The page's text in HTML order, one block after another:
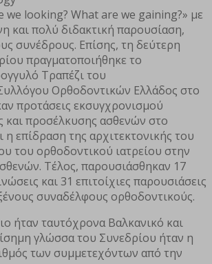
we looking? What are we gaining?» με
και πολύ διδακτική παρουσίαση,
συνέδρους. Επίσης, τη δεύτερη
πραγματοποιήθηκε το
Τραπέζι του
Ορθοδοντικών Ελλάδος στο
προτάσεις εκσυγχρονισμού
και προσέλκυσης ασθενών στο
η επίδραση της αρχιτεκτονικής του
του ορθοδοντικού ιατρείου στην
Τέλος, παρουσιάσθηκαν 17
και 31 επιτοίχιες παρουσιάσεις
συναδέλφους ορθοδοντικούς.
ήταν ταυτόχρονα Βαλκανικό και
γλώσσα του Συνεδρίου ήταν η
των συμμετεχόντων από την